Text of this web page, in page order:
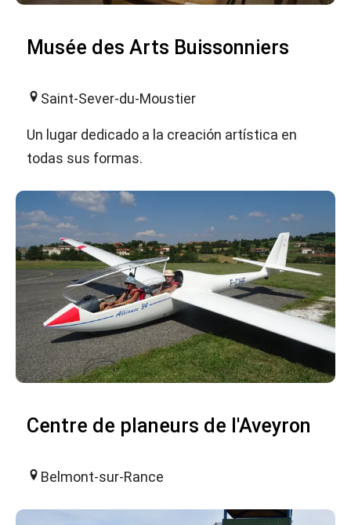
Musée des Arts Buissonniers
Saint-Sever-du-Moustier
Un lugar dedicado a la creación artística en
todas sus formas.
Centre de planeurs de l'Aveyron
Belmont-sur-Rance